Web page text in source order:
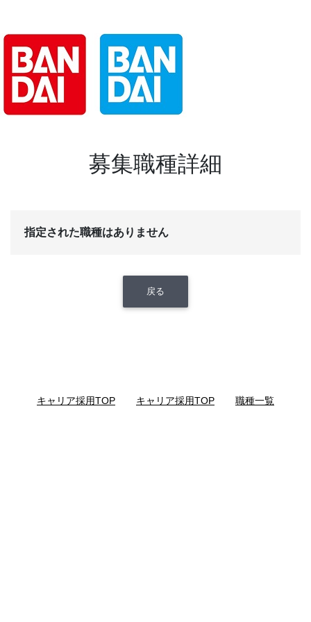
募集職種詳細
指定された職種はありません
戻る
キャリア採用TOP キャリア採用TOP 職種一覧